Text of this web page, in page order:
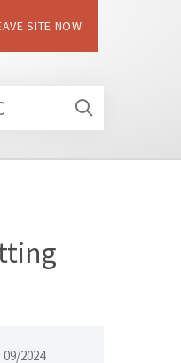
SITE NOW
09/2024